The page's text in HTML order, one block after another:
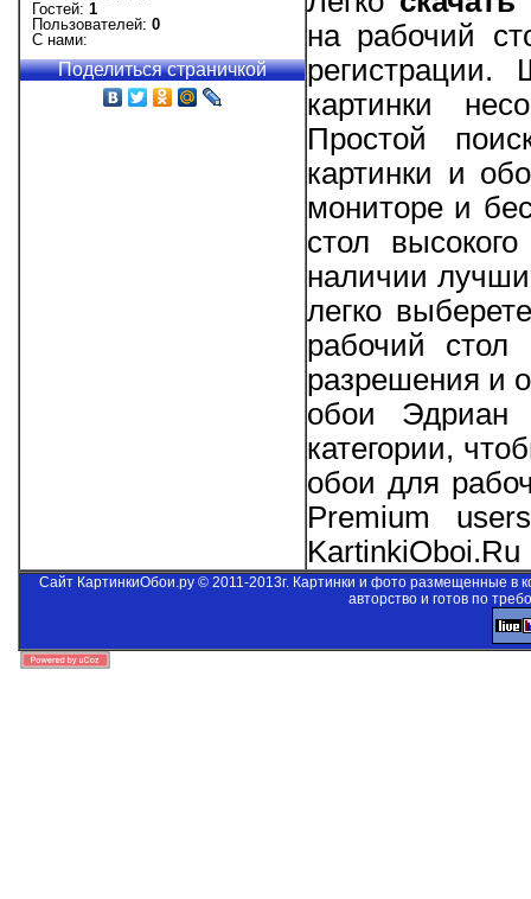
Гостей: 1
Пользователей: 0
С нами:
Поделиться страничкой
на рабочий
картинки
Простой
картинки и
мониторе и
стол
наличии
легко
рабочий стол
разрешения и
обои Эдриан
категории,
обои для
Premium
KartinkiOboi.Ru
Сайт КартинкиОбои.ру © 2011-2013г. Картинки и фото размещенные в
авторство и готов по